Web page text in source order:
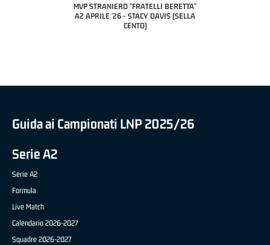
MVP STRANIERO "FRATELLI BERETTA"
A2 APRILE '26 - STACY DAVIS (SELLA
MVP "FRATELLI BERETTA" SAMUEL
DILAS B NAZIONALE APRILE '26 -
MARCO RESTELLI (TAV TREVIGLIO
Guida ai Campionati LNP 2025/26
Serie A2
Serie A2
Formula
Live Match
Calendario 2026-2027
Squadre 2026-2027